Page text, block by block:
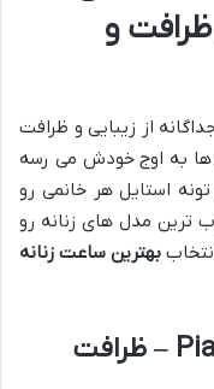
ظرافت و
از زیبایی و ظرافت
ها به اوج خودش می رسه
استایل هر خانمی رو
ترین مدل های زنانه رو
بهترین ساعت زنانه
مدل ۱: لنکستر سری Piacenza – ظرافت